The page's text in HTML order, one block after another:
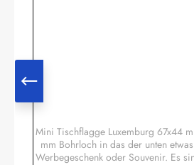
Mini Tischflagge Luxemburg 67x44
mm Bohrloch in das der unten
Werbegeschenk oder Souvenir. Es